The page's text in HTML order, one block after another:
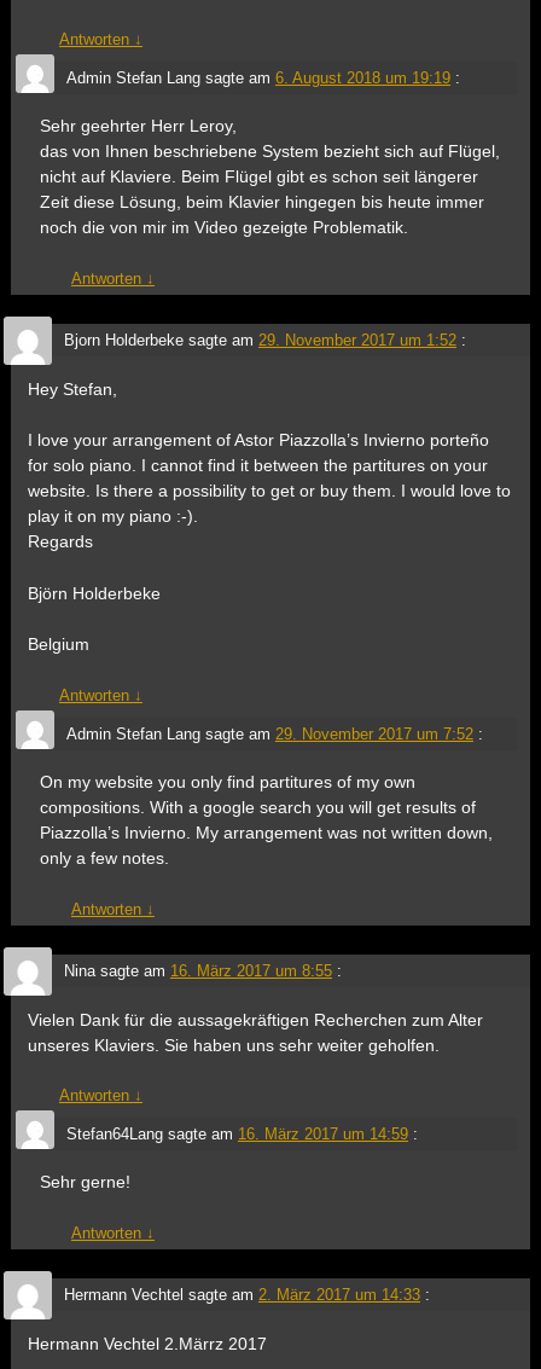
Antworten ↓
Admin Stefan Langsagte am 6. August 2018 um 19:19 :
Sehr geehrter Herr Leroy,
das von Ihnen beschriebene System bezieht sich auf Flügel,
nicht auf Klaviere. Beim Flügel gibt es schon seit längerer
Zeit diese Lösung, beim Klavier hingegen bis heute immer
noch die von mir im Video gezeigte Problematik.
Antworten ↓
Bjorn Holderbekesagte am 29. November 2017 um 1:52 :
Hey Stefan,
I love your arrangement of Astor Piazzolla’s Invierno porteño
for solo piano. I cannot find it between the partitures on your
website. Is there a possibility to get or buy them. I would love to
play it on my piano :-).
Regards
Björn Holderbeke
Belgium
Antworten ↓
Admin Stefan Langsagte am 29. November 2017 um 7:52 :
On my website you only find partitures of my own
compositions. With a google search you will get results of
Piazzolla’s Invierno. My arrangement was not written down,
only a few notes.
Antworten ↓
Ninasagte am 16. März 2017 um 8:55 :
Vielen Dank für die aussagekräftigen Recherchen zum Alter
unseres Klaviers. Sie haben uns sehr weiter geholfen.
Antworten ↓
Stefan64Langsagte am 16. März 2017 um 14:59 :
Sehr gerne!
Antworten ↓
Hermann Vechtel sagte am 2. März 2017 um 14:33 :
Hermann Vechtel 2.Märrz 2017